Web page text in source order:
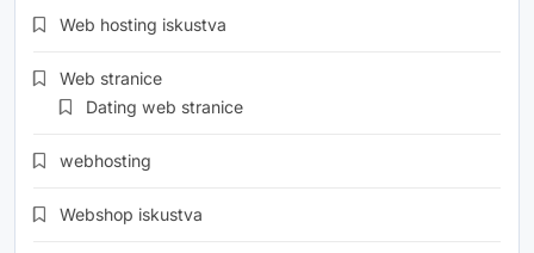
Web hosting iskustva
Web stranice
Dating web stranice
webhosting
Webshop iskustva